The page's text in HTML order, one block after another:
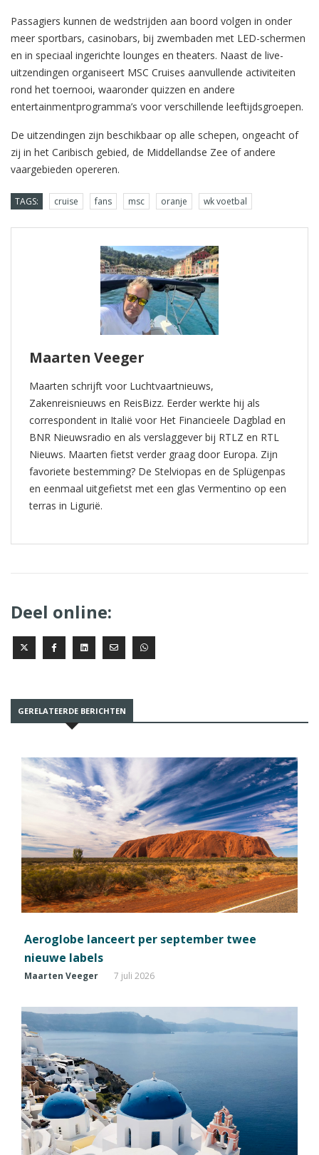
Passagiers kunnen de wedstrijden aan boord volgen in onder
meer sportbars, casinobars, bij zwembaden met LED-schermen
en in speciaal ingerichte lounges en theaters. Naast de live-
uitzendingen organiseert MSC Cruises aanvullende activiteiten
rond het toernooi, waaronder quizzen en andere
entertainmentprogramma’s voor verschillende leeftijdsgroepen.
De uitzendingen zijn beschikbaar op alle schepen, ongeacht of
zij in het Caribisch gebied, de Middellandse Zee of andere
vaargebieden opereren.
TAGS: cruise fans msc oranje wk voetbal
Maarten Veeger
Maarten schrijft voor Luchtvaartnieuws,
Zakenreisnieuws en ReisBizz. Eerder werkte hij als
correspondent in Italië voor Het Financieele Dagblad en
BNR Nieuwsradio en als verslaggever bij RTLZ en RTL
Nieuws. Maarten fietst verder graag door Europa. Zijn
favoriete bestemming? De Stelviopas en de Splügenpas
en eenmaal uitgefietst met een glas Vermentino op een
terras in Ligurië.
Deel online:
GERELATEERDE BERICHTEN
Aeroglobe lanceert per september twee
nieuwe labels
Maarten Veeger 7 juli 2026